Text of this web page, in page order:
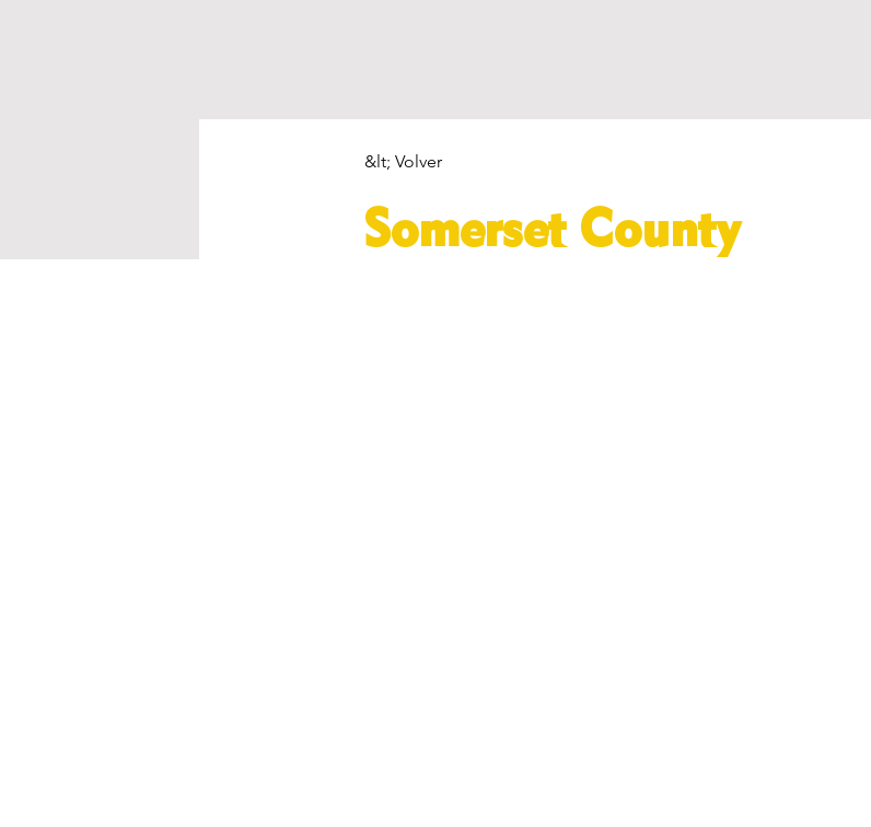
&lt; Volver
Somerset County